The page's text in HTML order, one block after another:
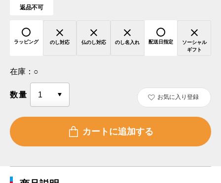
返品不可
ラッピング のし対応 仏のし対応 のし名入れ 配送日指定
ソーシャル
ギフト
在庫： ○
数量 お気に入り登録